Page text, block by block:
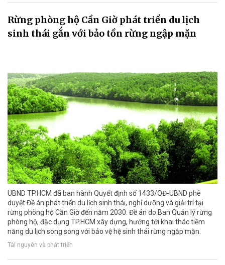
Rừng phòng hộ Cần Giờ phát triển du lịch
sinh thái gắn với bảo tồn rừng ngập mặn
UBND TP.HCM đã ban hành Quyết định số 1433/QĐ-UBND phê
duyệt Đề án phát triển du lịch sinh thái, nghỉ dưỡng và giải trí tại
rừng phòng hộ Cần Giờ đến năm 2030. Đề án do Ban Quản lý rừng
phòng hộ, đặc dụng TP.HCM xây dựng, hướng tới khai thác tiềm
năng du lịch song song với bảo vệ hệ sinh thái rừng ngập mặn.
Tài nguyên và phát triển